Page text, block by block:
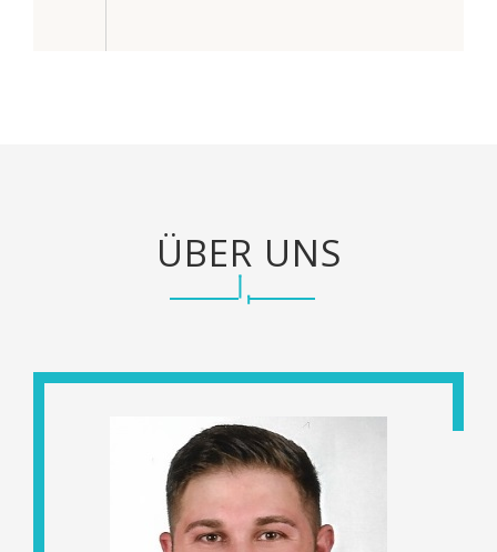
ÜBER UNS